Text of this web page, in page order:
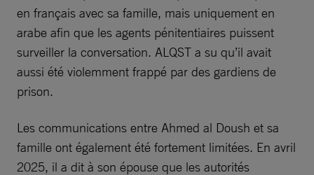
en français avec sa famille, mais uniquement en
arabe afin que les agents pénitentiaires puissent
surveiller la conversation. ALQST a su qu’il avait
aussi été violemment frappé par des gardiens de
prison.
Les communications entre Ahmed al Doush et sa
famille ont également été fortement limitées. En avril
2025, il a dit à son épouse que les autorités